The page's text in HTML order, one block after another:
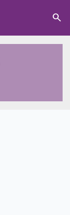
search